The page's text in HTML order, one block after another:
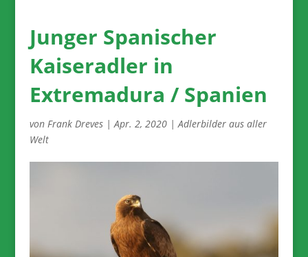
Junger Spanischer
Kaiseradler in
Extremadura / Spanien
von Frank Dreves|Apr. 2, 2020|Adlerbilder aus aller
Welt